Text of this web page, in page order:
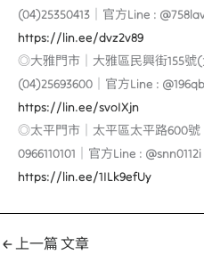
(04)25350413｜官方Line :
https://lin.ee/dvz2v89
◎大雅門市｜大雅區民興街155號
(04)25693600｜官方Line :
https://lin.ee/svoIXjn
◎太平門市｜太平區太平路600號
0966110101｜官方Line : @snn0112i
https://lin.ee/1ILk9efUy
← 上一篇 文章